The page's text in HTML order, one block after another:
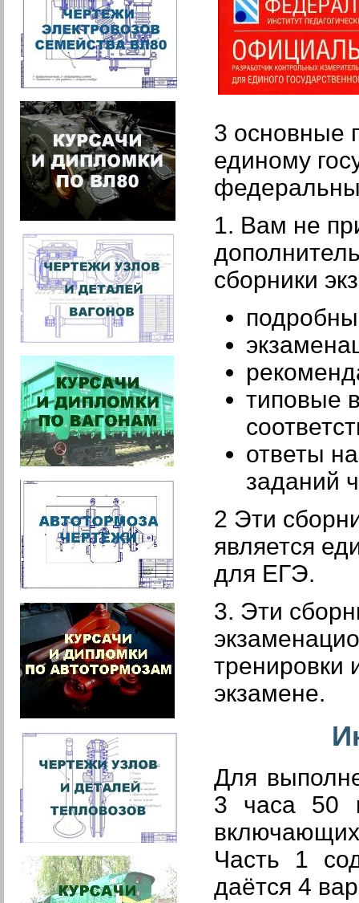
3 основные
единому
1. Вам не
сборники
типовые
ответы
заданий
2 Эти
является
для ЕГЭ.
3. Эти
тренировки
экзамене.
Для
3 часа 50
Часть 1
даётся 4